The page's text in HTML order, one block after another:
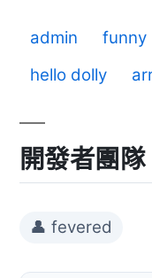
admin funny
hello dolly
開發者團隊
👤 fevered